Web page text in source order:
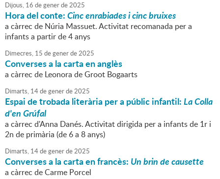
Dijous, 16 degenerde2025
Hora del conte:Cinc enrabiades i cinc bruixes
a càrrec de Núria Massuet. Activitat recomanada per a
infants a partir de 4 anys
Dimecres, 15 degenerde2025
Converses a la carta en anglès
a càrrec de Leonora de Groot Bogaarts
Dimarts, 14degenerde2025
Espai de trobada literària per a públic infantil:La Colla
d'en Grúfal
a càrrec d'Anna Danés. Activitat dirigida per a infants de 1r i
2n de primària (de 6 a 8 anys)
Dimarts, 14degenerde2025
Converses a la carta en francès: Un brin de causette
a càrrec de Carme Porcel